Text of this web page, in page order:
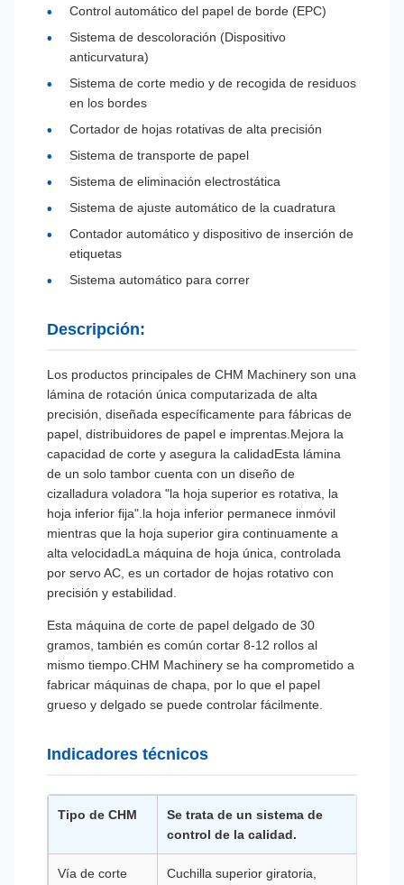
Control automático del papel de borde (EPC)
Sistema de descoloración (Dispositivo
anticurvatura)
Sistema de corte medio y de recogida de residuos
en los bordes
Cortador de hojas rotativas de alta precisión
Sistema de transporte de papel
Sistema de eliminación electrostática
Sistema de ajuste automático de la cuadratura
Contador automático y dispositivo de inserción de
etiquetas
Sistema automático para correr
Descripción:
Los productos principales de CHM Machinery son una
lámina de rotación única computarizada de alta
precisión, diseñada específicamente para fábricas de
papel, distribuidores de papel e imprentas.Mejora la
capacidad de corte y asegura la calidadEsta lámina
de un solo tambor cuenta con un diseño de
cizalladura voladora "la hoja superior es rotativa, la
hoja inferior fija".la hoja inferior permanece inmóvil
mientras que la hoja superior gira continuamente a
alta velocidadLa máquina de hoja única, controlada
por servo AC, es un cortador de hojas rotativo con
precisión y estabilidad.
Esta máquina de corte de papel delgado de 30
gramos, también es común cortar 8-12 rollos al
mismo tiempo.CHM Machinery se ha comprometido a
fabricar máquinas de chapa, por lo que el papel
grueso y delgado se puede controlar fácilmente.
Indicadores técnicos
Tipo de CHM
Se trata de un sistema de
control de la calidad.
Vía de corte
Cuchilla superior giratoria,